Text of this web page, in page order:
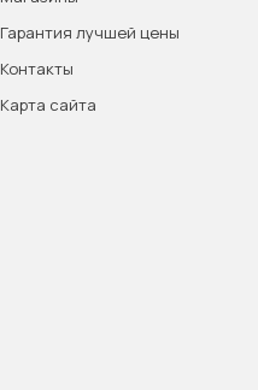
Гарантия лучшей цены
Контакты
Карта сайта